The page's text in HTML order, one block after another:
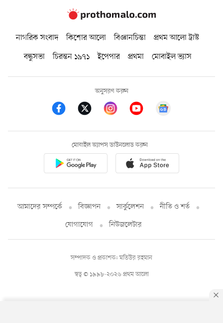
নাগরিক সংবাদ কিশোর আলো বিজ্ঞানচিন্তা
প্রথম আলো ট্রাস্ট
বন্ধুসভা
চিরন্তন ১৯৭১ ইপেপার প্রথমা মোবাইল ভ্যাস
অনুসরণ করুন
মোবাইল অ্যাপস ডাউনলোড করুন
আমাদের সম্পর্কে বিজ্ঞাপন সার্কুলেশন
নীতি ও শর্ত
যোগাযোগ
নিউজলেটার
স্বত্ব © ১৯৯৮-২০২৬ প্রথম আলো
সম্পাদক ও প্রকাশক: মতিউর রহমান